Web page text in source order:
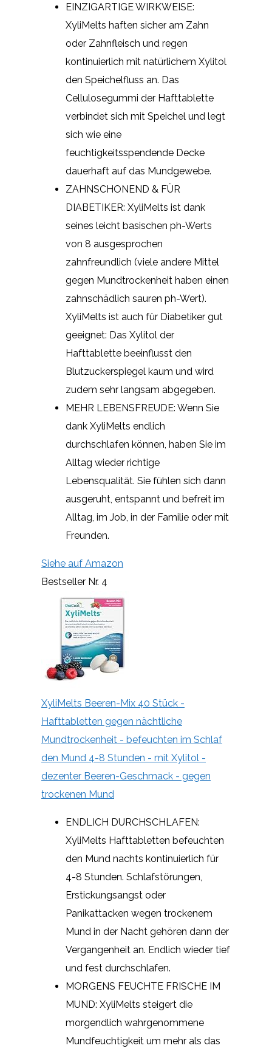
EINZIGARTIGE WIRKWEISE:
XyliMelts haften sicher am Zahn
oder Zahnfleisch und regen
kontinuierlich mit natürlichem Xylitol
den Speichelfluss an. Das
Cellulosegummi der Hafttablette
verbindet sich mit Speichel und legt
sich wie eine
feuchtigkeitsspendende Decke
dauerhaft auf das Mundgewebe.
ZAHNSCHONEND & FÜR
DIABETIKER: XyliMelts ist dank
seines leicht basischen ph-Werts
von 8 ausgesprochen
zahnfreundlich (viele andere Mittel
gegen Mundtrockenheit haben einen
zahnschädlich sauren ph-Wert).
XyliMelts ist auch für Diabetiker gut
geeignet: Das Xylitol der
Hafttablette beeinflusst den
Blutzuckerspiegel kaum und wird
zudem sehr langsam abgegeben.
MEHR LEBENSFREUDE: Wenn Sie
dank XyliMelts endlich
durchschlafen können, haben Sie im
Alltag wieder richtige
Lebensqualität. Sie fühlen sich dann
ausgeruht, entspannt und befreit im
Alltag, im Job, in der Familie oder mit
Freunden.
Siehe auf Amazon
Bestseller Nr. 4
XyliMelts Beeren-Mix 40 Stück -
Hafttabletten gegen nächtliche
Mundtrockenheit - befeuchten im Schlaf
den Mund 4-8 Stunden - mit Xylitol -
dezenter Beeren-Geschmack - gegen
trockenen Mund
ENDLICH DURCHSCHLAFEN:
XyliMelts Hafttabletten befeuchten
den Mund nachts kontinuierlich für
4-8 Stunden. Schlafstörungen,
Erstickungsangst oder
Panikattacken wegen trockenem
Mund in der Nacht gehören dann der
Vergangenheit an. Endlich wieder tief
und fest durchschlafen.
MORGENS FEUCHTE FRISCHE IM
MUND: XyliMelts steigert die
morgendlich wahrgenommene
Mundfeuchtigkeit um mehr als das